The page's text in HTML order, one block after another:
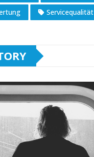
Servicequalität